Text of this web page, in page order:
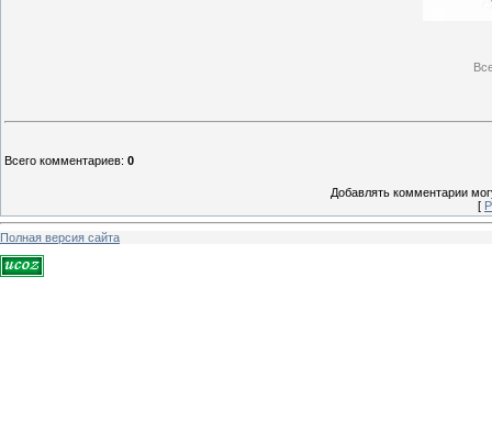
Всего комментариев: 0
Добавлять комментарии
[
Полная версия сайта